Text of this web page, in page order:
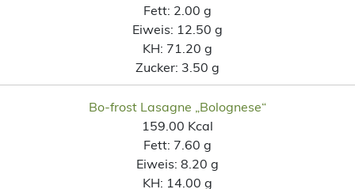
Fett: 2.00 g
Eiweis: 12.50 g
KH: 71.20 g
Zucker: 3.50 g
Bo-frost Lasagne „Bolognese“
159.00 Kcal
Fett: 7.60 g
Eiweis: 8.20 g
KH: 14.00 g